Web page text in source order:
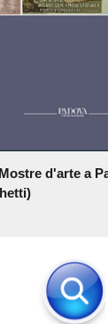
d'arte a